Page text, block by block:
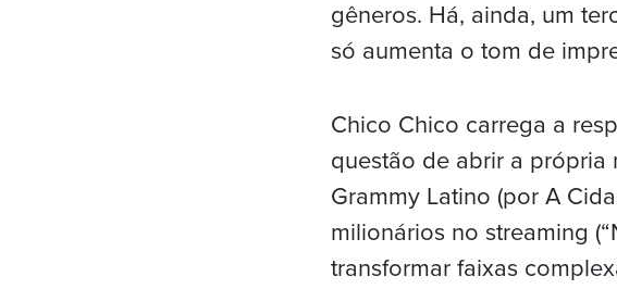
gêneros. Há, ainda, um
só aumenta o tom de
Chico Chico carrega a
questão de abrir a
Grammy Latino (por A
milionários no streaming
transformar faixas